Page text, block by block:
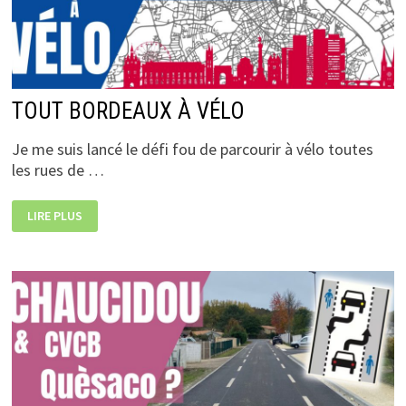
TOUT BORDEAUX À VÉLO
Je me suis lancé le défi fou de parcourir à vélo toutes
les rues de …
TOUT
BORDEAUX
À
LIRE PLUS